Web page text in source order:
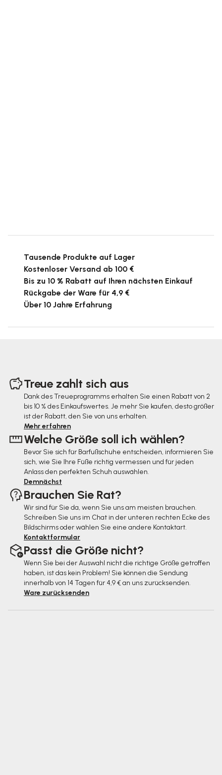
Tausende Produkte auf Lager
Kostenloser Versand ab 100 €
Bis zu 10 % Rabatt auf Ihren nächsten Einkauf
Rückgabe der Ware für 4,9 €
Über 10 Jahre Erfahrung
Treue zahlt sich aus
Dank des Treueprogramms erhalten Sie einen Rabatt von 2
bis 10 % des Einkaufswertes. Je mehr Sie kaufen, desto größer
ist der Rabatt, den Sie von uns erhalten.
Mehr erfahren
Welche Größe soll ich wählen?
Bevor Sie sich für Barfußschuhe entscheiden, informieren Sie
sich, wie Sie Ihre Füße richtig vermessen und für jeden
Anlass den perfekten Schuh auswählen.
Demnächst
Brauchen Sie Rat?
Wir sind für Sie da, wenn Sie uns am meisten brauchen.
Schreiben Sie uns im Chat in der unteren rechten Ecke des
Bildschirms oder wählen Sie eine andere Kontaktart.
Kontaktformular
Passt die Größe nicht?
Wenn Sie bei der Auswahl nicht die richtige Größe getroffen
haben, ist das kein Problem! Sie können die Sendung
innerhalb von 14 Tagen für 4,9 € an uns zurücksenden.
Ware zurücksenden